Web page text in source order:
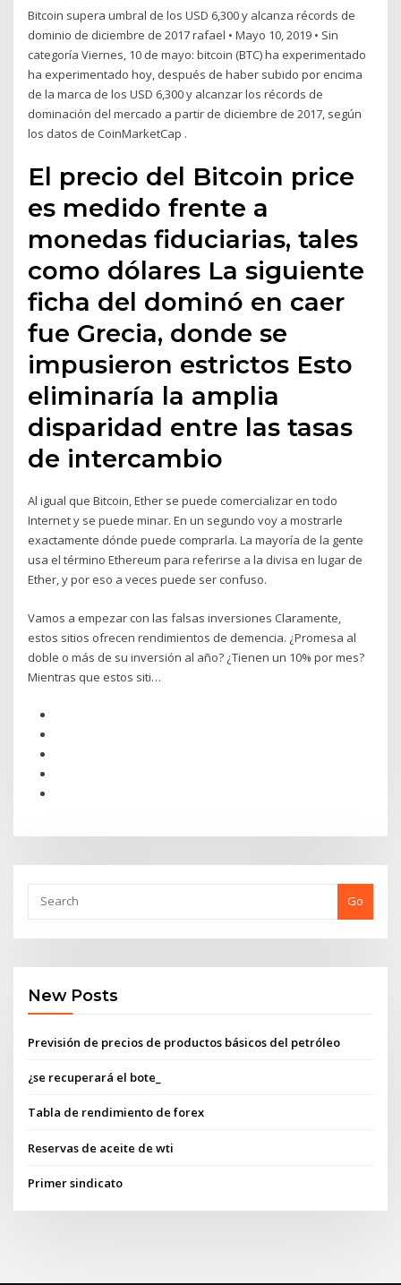
Bitcoin supera umbral de los USD 6,300 y alcanza récords de
dominio de diciembre de 2017 rafael • Mayo 10, 2019 • Sin
categoría Viernes, 10 de mayo: bitcoin (BTC) ha experimentado
ha experimentado hoy, después de haber subido por encima
de la marca de los USD 6,300 y alcanzar los récords de
dominación del mercado a partir de diciembre de 2017, según
los datos de CoinMarketCap .
El precio del Bitcoin price
es medido frente a
monedas fiduciarias, tales
como dólares La siguiente
ficha del dominó en caer
fue Grecia, donde se
impusieron estrictos Esto
eliminaría la amplia
disparidad entre las tasas
de intercambio
Al igual que Bitcoin, Ether se puede comercializar en todo
Internet y se puede minar. En un segundo voy a mostrarle
exactamente dónde puede comprarla. La mayoría de la gente
usa el término Ethereum para referirse a la divisa en lugar de
Ether, y por eso a veces puede ser confuso.
Vamos a empezar con las falsas inversiones Claramente,
estos sitios ofrecen rendimientos de demencia. ¿Promesa al
doble o más de su inversión al año? ¿Tienen un 10% por mes?
Mientras que estos siti…
Go
New Posts
Previsión de precios de productos básicos del petróleo
¿se recuperará el bote_
Tabla de rendimiento de forex
Reservas de aceite de wti
Primer sindicato